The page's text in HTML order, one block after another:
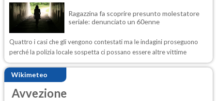
Ragazzina fa scoprire presunto molestatore
seriale: denunciato un 60enne
Quattro i casi che gli vengono contestati ma le indagini proseguono
perché la polizia locale sospetta ci possano essere altre vittime
Wikimeteo
Avvezione